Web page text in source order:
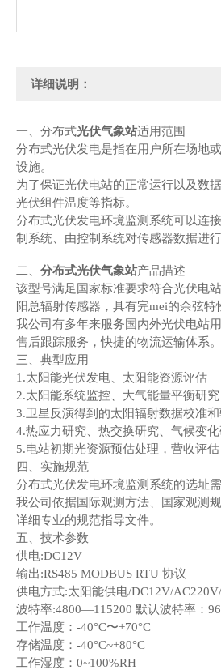
详细说明：
一、 分布式光伏气象站适用范围
分布式光伏发电是指在用户所在场地
设施。
为了保证光伏电站的正常运行以及数
光伏组件温度等指标。
分布式光伏发电环境监测系统可以连
制系统、由控制系统对传感器数据进
二、 分布式光伏气象站产品描述
该型号满足国家标准要求符合光伏电
阳总辐射传感器，具有完mei的余弦
我公司有多年来服务国内外光伏电站
售后跟踪服务，快捷的物流运输体系。
三、典型应用
1.太阳能光伏发电、太阳能资源评估
2.太阳能系统监控、大气能量平衡研究
3.卫星反演得到的太阳辐射数据校准
4.热应力研究、热交换研究、气候变
5.电站初期光资源预估处理，营收评估
四、实施规范
分布式光伏发电环境监测系统的选址
我公司依据国际观测方法、国家观测
详细专业的规范指导文件。
五、技术参数
供电:DC12V
输出:RS485 MODBUS RTU 协议
供电方式:太阳能供电/DC12V/
波特率:4800—115200 默认波特率：
工作温度：-40°C〜+70°C
存储温度：-40°C~+80°C
工作湿度：0~100%RH